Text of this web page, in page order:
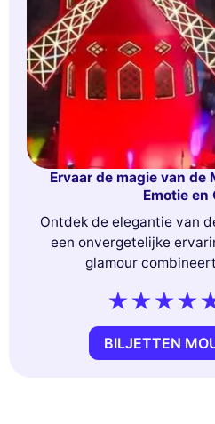
Ervaar de magie van de
Emotie en
Ontdek de elegantie van
een onvergetelijke
glamour
BILJETTEN